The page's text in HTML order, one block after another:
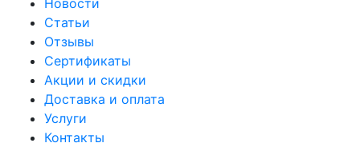
Статьи
Отзывы
Сертификаты
Акции и скидки
Доставка и оплата
Услуги
Контакты